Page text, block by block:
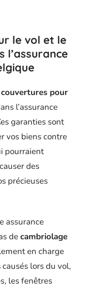
le vol et le
l’assurance
couvertures pour
l’assurance
garanties sont
vos biens contre
pourraient
des
précieuses
assurance
decambriolage
en charge
causés lors du vol,
les fenêtres